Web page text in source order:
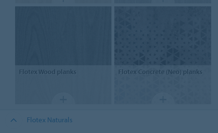
Flotex Wood planks Flotex Concrete (Neo) planks
Flotex Naturals